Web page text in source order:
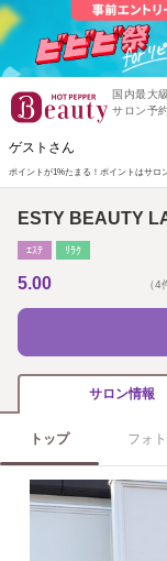
国内最大
サロン予
ゲストさん
ポイントが1%たまる！ ポイントはサロ
ESTY BEAUTY
ｴｽﾃ ﾘﾗｸ
5.00 （4
サロン情報
トップ フォト